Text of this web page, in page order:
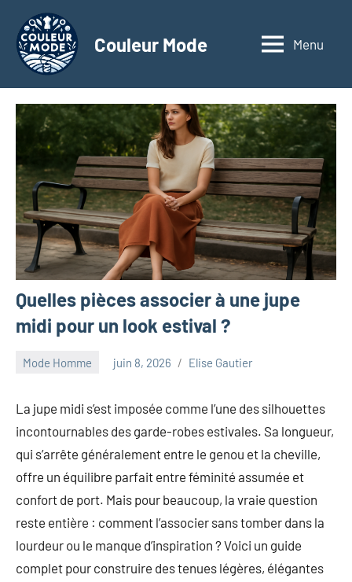
contenu
Couleur Mode
Explorez
monde
des
textiles
d'affaires
à
travers
nos
articles
dédiés
aux
matériaux
innovants,
l'entrepreneuriat,
marketing
au
recyclage
dans
aux
événements
clés.
Rejoignez-
Menu
Quelles pièces associer à une jupe
midi pour un look estival ?
Mode Homme juin 8, 2026 Elise Gautier
La jupe midi s’est imposée comme l’une des silhouettes
incontournables des garde-robes estivales. Sa longueur,
qui s’arrête généralement entre le genou et la cheville,
offre un équilibre parfait entre féminité assumée et
confort de port. Mais pour beaucoup, la vraie question
reste entière : comment l’associer sans tomber dans la
lourdeur ou le manque d’inspiration ? Voici un guide
complet pour construire des tenues légères, élégantes